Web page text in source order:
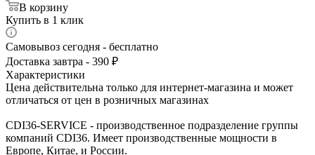
В корзину
Купить в 1 клик
Самовывоз сегодня - бесплатно
Доставка завтра - 390 ₽
Характеристики
Цена действительна только для интернет-магазина и может
отличаться от цен в розничных магазинах
CDI36-SERVICE - производственное подразделение группы
компаний CDI36. Имеет производственные мощности в
Европе, Китае, и России.